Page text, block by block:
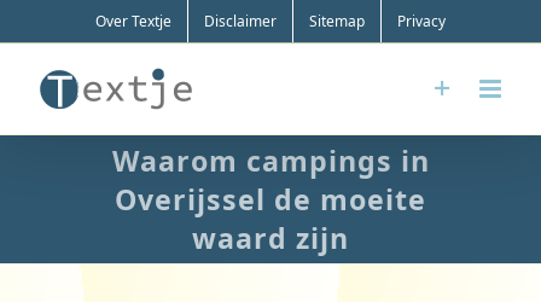
Over Textje Disclaimer Sitemap Privacy
Waarom campings in
Overijssel de moeite
waard zijn